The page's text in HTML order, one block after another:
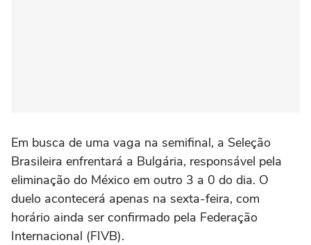
Em busca de uma vaga na semifinal, a Seleção
Brasileira enfrentará a Bulgária, responsável pela
eliminação do México em outro 3 a 0 do dia. O
duelo acontecerá apenas na sexta-feira, com
horário ainda ser confirmado pela Federação
Internacional (FIVB).